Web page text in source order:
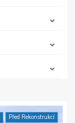
Před Rekonstrukcí